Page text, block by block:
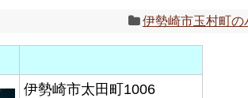
伊勢崎市玉村町の
伊勢崎市太田町1006